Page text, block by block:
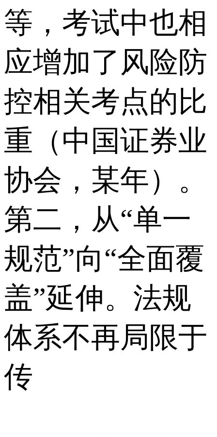
等，考试中也相
应增加了风险防
控相关考点的比
重（中国证券业
协会，某年）。
第二，从“单一
规范”向“全面覆
盖”延伸。法规
体系不再局限于
传